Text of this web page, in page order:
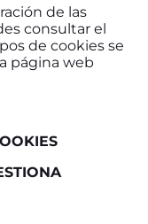
de las
consultar el
de cookies se
página web